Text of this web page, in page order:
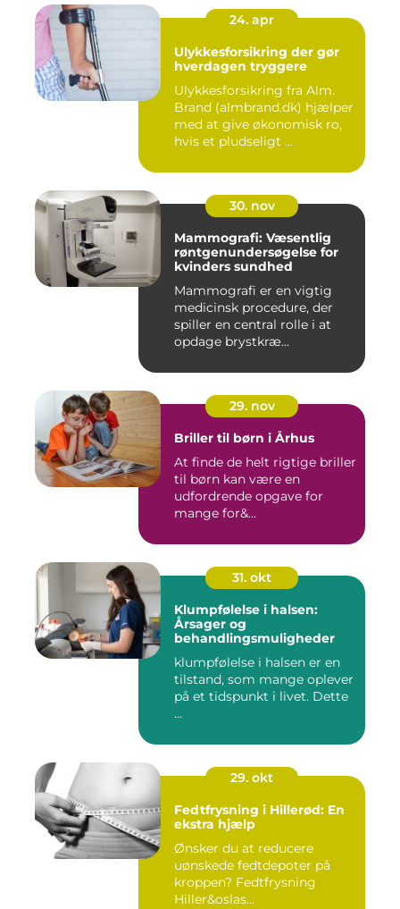
24. apr
Ulykkesforsikring der gør
hverdagen tryggere
Ulykkesforsikring fra Alm.
Brand (almbrand.dk) hjælper
med at give økonomisk ro,
hvis et pludseligt ...
30. nov
Mammografi: Væsentlig
røntgenundersøgelse for
kvinders sundhed
Mammografi er en vigtig
medicinsk procedure, der
spiller en central rolle i at
opdage brystkræ...
29. nov
Briller til børn i Århus
At finde de helt rigtige briller
til børn kan være en
udfordrende opgave for
mange for&...
31. okt
Klumpfølelse i halsen:
Årsager og
behandlingsmuligheder
klumpfølelse i halsen er en
tilstand, som mange oplever
på et tidspunkt i livet. Dette
...
29. okt
Fedtfrysning i Hillerød: En
ekstra hjælp
Ønsker du at reducere
uønskede fedtdepoter på
kroppen? Fedtfrysning
Hiller&oslas...